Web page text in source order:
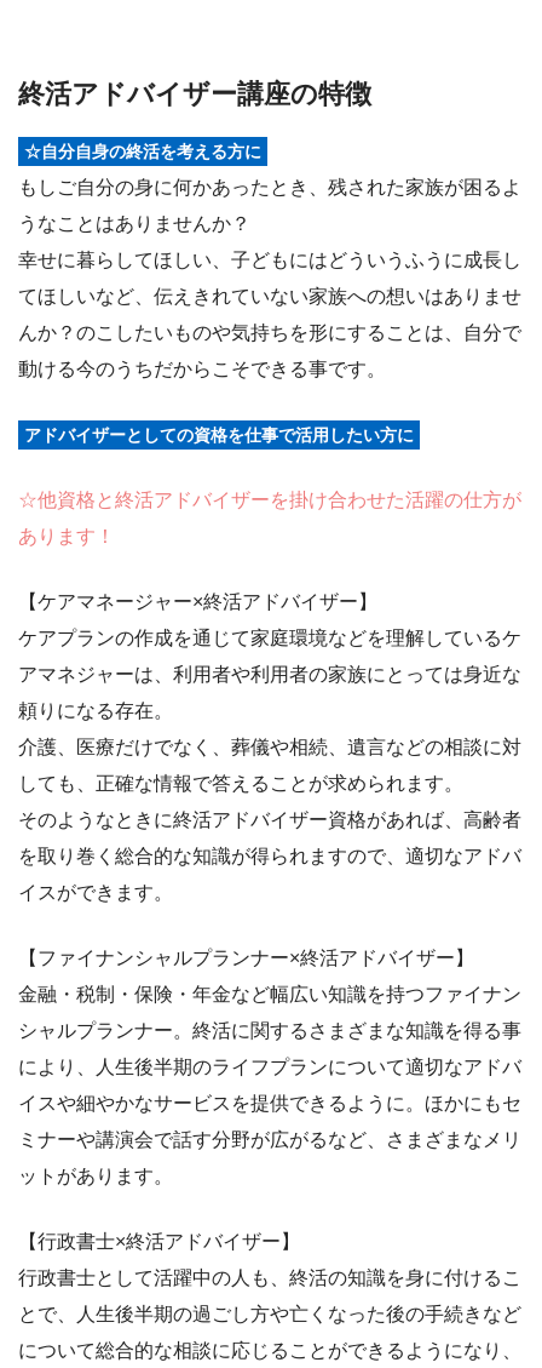
終活アドバイザー講座の特徴
☆自分自身の終活を考える方に
もしご自分の身に何かあったとき、残された家族が困るよ
うなことはありませんか？
幸せに暮らしてほしい、子どもにはどういうふうに成長し
てほしいなど、伝えきれていない家族への想いはありませ
んか？のこしたいものや気持ちを形にすることは、自分で
動ける今のうちだからこそできる事です。
アドバイザーとしての資格を仕事で活用したい方に
☆他資格と終活アドバイザーを掛け合わせた活躍の仕方が
あります！
【ケアマネージャー×終活アドバイザー】
ケアプランの作成を通じて家庭環境などを理解しているケ
アマネジャーは、利用者や利用者の家族にとっては身近な
頼りになる存在。
介護、医療だけでなく、葬儀や相続、遺言などの相談に対
しても、正確な情報で答えることが求められます。
そのようなときに終活アドバイザー資格があれば、高齢者
を取り巻く総合的な知識が得られますので、適切なアドバ
イスができます。
【ファイナンシャルプランナー×終活アドバイザー】
金融・税制・保険・年金など幅広い知識を持つファイナン
シャルプランナー。終活に関するさまざまな知識を得る事
により、人生後半期のライフプランについて適切なアドバ
イスや細やかなサービスを提供できるように。ほかにもセ
ミナーや講演会で話す分野が広がるなど、さまざまなメリ
ットがあります。
【行政書士×終活アドバイザー】
行政書士として活躍中の人も、終活の知識を身に付けるこ
とで、人生後半期の過ごし方や亡くなった後の手続きなど
について総合的な相談に応じることができるようになり、